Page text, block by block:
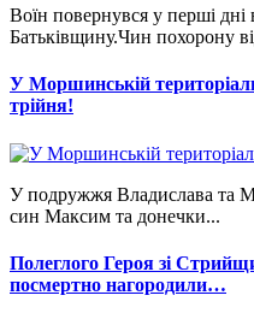
Воїн повернувся у перші
Батьківщину.Чин похорону
У Моршинській
трійня!
У подружжя Владислава та
син Максим та донечки...
Полеглого Героя зі
посмертно нагородили…